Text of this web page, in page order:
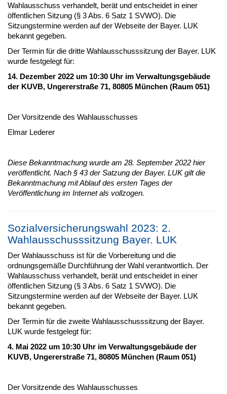
Wahlausschuss verhandelt, berät und entscheidet in einer
öffentlichen Sitzung (§ 3 Abs. 6 Satz 1 SVWO). Die
Sitzungstermine werden auf der Webseite der Bayer. LUK
bekannt gegeben.
Der Termin für die dritte Wahlausschusssitzung der Bayer. LUK
wurde festgelegt für:
14. Dezember 2022 um 10:30 Uhr im Verwaltungsgebäude
der KUVB, Ungererstraße 71, 80805 München (Raum 051)
Der Vorsitzende des Wahlausschusses
Elmar Lederer
Diese Bekanntmachung wurde am 28. September 2022 hier
veröffentlicht. Nach § 43 der Satzung der Bayer. LUK gilt die
Bekanntmachung mit Ablauf des ersten Tages der
Veröffentlichung im Internet als vollzogen.
Sozialversicherungswahl 2023: 2.
Wahlausschusssitzung Bayer. LUK
Der Wahlausschuss ist für die Vorbereitung und die
ordnungsgemäße Durchführung der Wahl verantwortlich. Der
Wahlausschuss verhandelt, berät und entscheidet in einer
öffentlichen Sitzung (§ 3 Abs. 6 Satz 1 SVWO). Die
Sitzungstermine werden auf der Webseite der Bayer. LUK
bekannt gegeben.
Der Termin für die zweite Wahlausschusssitzung der Bayer.
LUK wurde festgelegt für:
4. Mai 2022 um 10:30 Uhr im Verwaltungsgebäude der
KUVB, Ungererstraße 71, 80805 München (Raum 051)
Der Vorsitzende des Wahlausschusses